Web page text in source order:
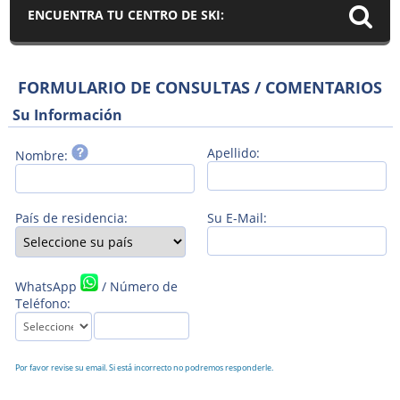
ENCUENTRA TU CENTRO DE SKI:
FORMULARIO DE CONSULTAS / COMENTARIOS
Su Información
Nombre: Apellido:
País de residencia: Su E-Mail:
WhatsApp
/ Número de
Teléfono:
Por favor revise su email. Si está incorrecto no podremos responderle.